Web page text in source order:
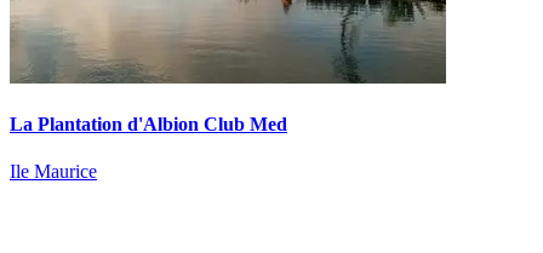
La Plantation d'Albion Club Med
Ile Maurice